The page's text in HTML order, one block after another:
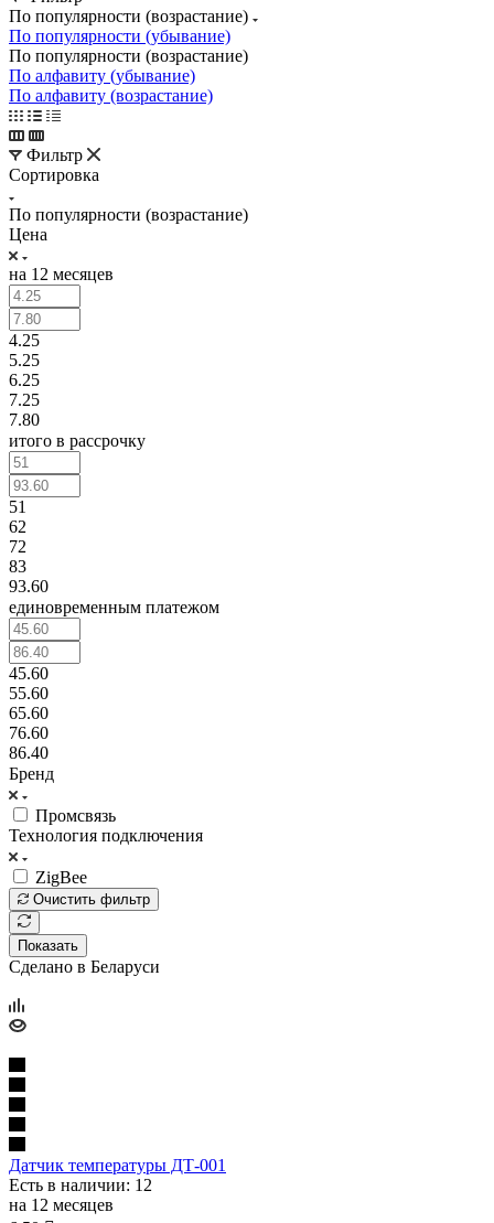
По популярности (возрастание)
По популярности (убывание)
По популярности (возрастание)
По алфавиту (убывание)
По алфавиту (возрастание)
Фильтр
Сортировка
По популярности (возрастание)
Цена
на 12 месяцев
4.25
5.25
6.25
7.25
7.80
итого в рассрочку
51
62
72
83
93.60
единовременным платежом
45.60
55.60
65.60
76.60
86.40
Бренд
Промсвязь
Технология подключения
ZigBee
Очистить фильтр
Показать
Сделано в Беларуси
Датчик температуры ДТ-001
Есть в наличии: 12
на 12 месяцев